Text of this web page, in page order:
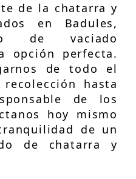
de la chatarra y
en Badules,
de vaciado
opción perfecta.
de todo el
hasta
de los
hoy mismo
de un
de chatarra y